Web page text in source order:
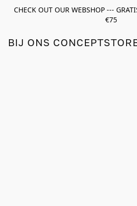
CHECK OUT OUR WEBSHOP ---
€75
BIJ ONS